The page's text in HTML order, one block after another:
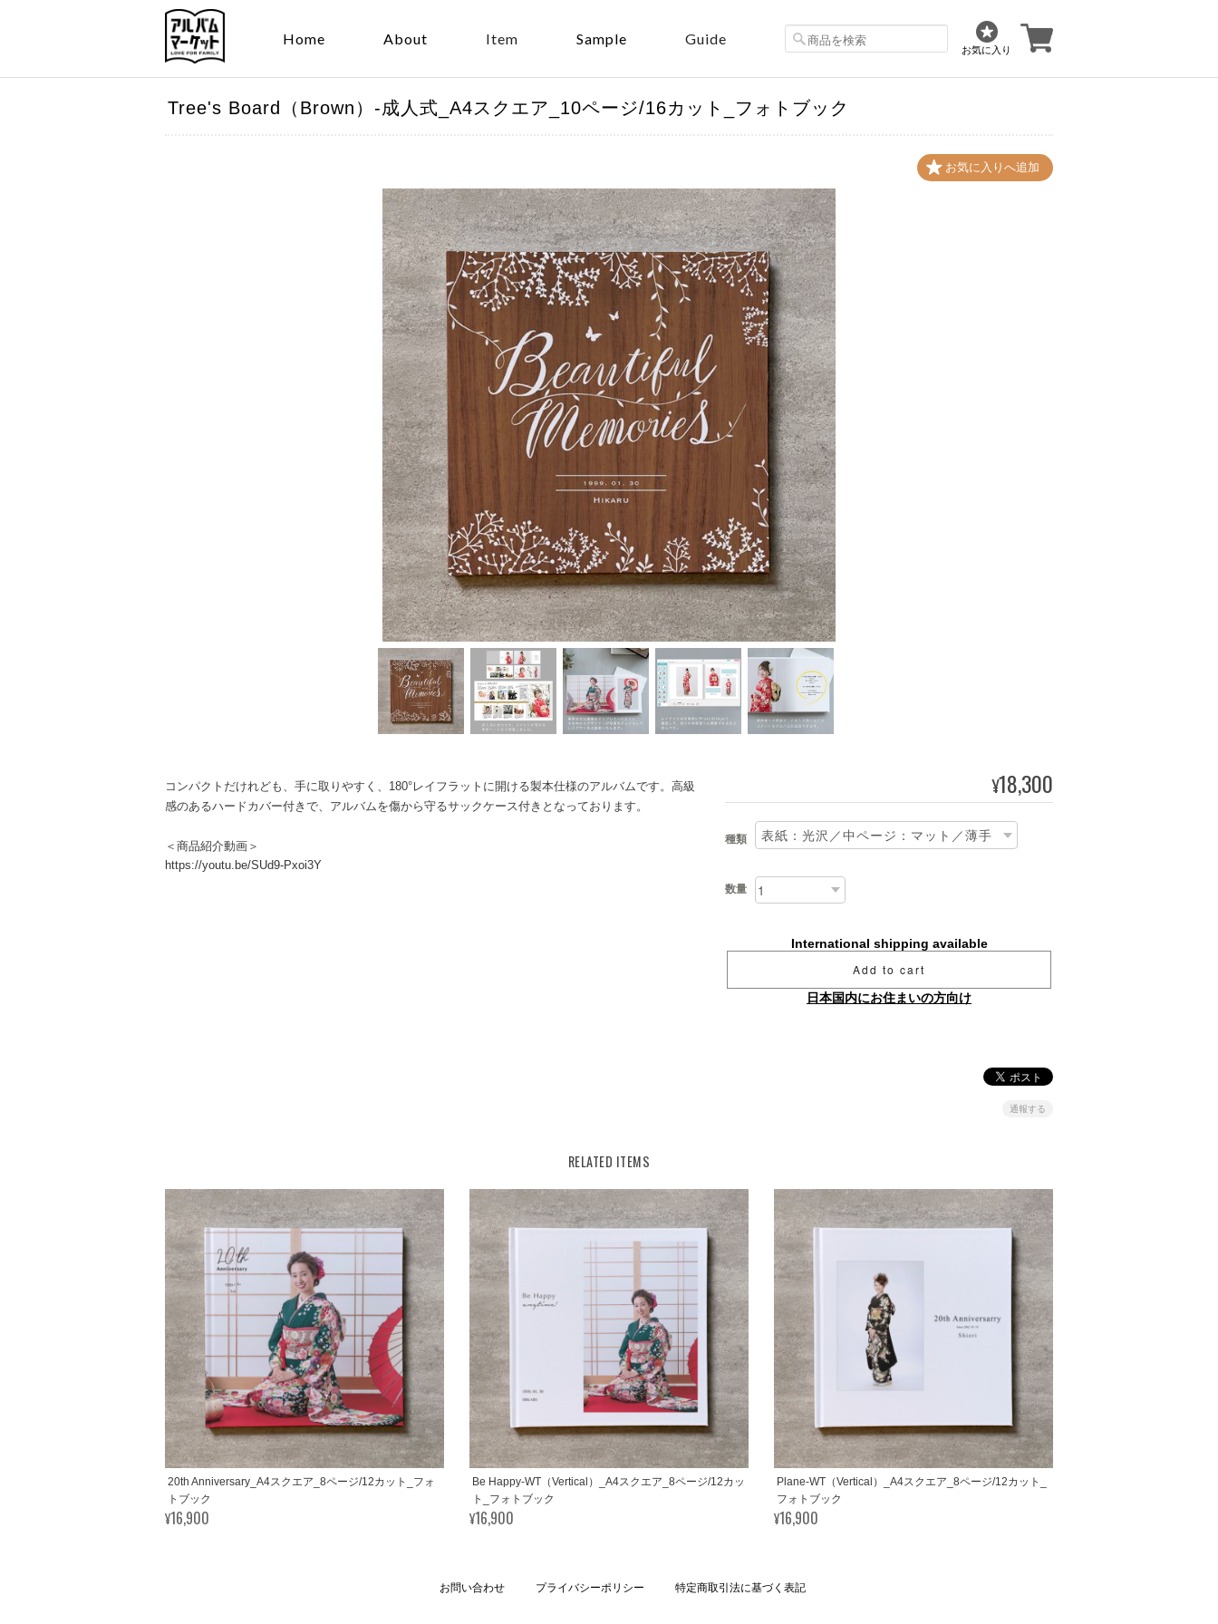
Home About Item Sample Guide
お気に入り
Tree's Board（Brown）-成人式_A4スクエア_10ページ/16カット_フォトブック
コンパクトだけれども、手に取りやすく、180°レイフラットに開ける製本仕様のアルバムです。高級
感のあるハードカバー付きで、アルバムを傷から守るサックケース付きとなっております。
＜商品紹介動画＞
https://youtu.be/SUd9-Pxoi3Y
¥18,300
種類
数量
International shipping available
Add to cart
日本国内にお住まいの方向け
通報する
RELATED ITEMS
20th Anniversary_A4スクエア_8ページ/12カット_フォ
トブック
¥16,900
Be Happy-WT（Vertical）_A4スクエア_8ページ/12カッ
ト_フォトブック
¥16,900
Plane-WT（Vertical）_A4スクエア_8ページ/12カット_
フォトブック
¥16,900
お問い合わせ プライバシーポリシー 特定商取引法に基づく表記